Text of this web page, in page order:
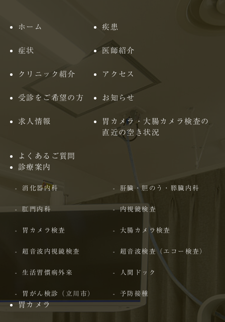
ホーム 疾患
症状 医師紹介
クリニック紹介 アクセス
受診をご希望の方 お知らせ
求人情報
胃カメラ・大腸カメラ検査の
直近の空き状況
よくあるご質問
診療案内
消化器内科 肝臓・胆のう・膵臓内科
肛門内科 内視鏡検査
胃カメラ検査 大腸カメラ検査
超音波内視鏡検査 超音波検査（エコー検査）
生活習慣病外来 人間ドック
胃がん検診（立川市） 予防接種
胃カメラ